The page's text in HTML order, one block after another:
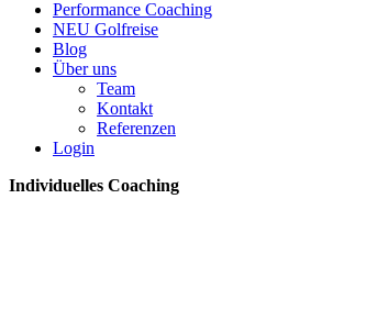
Performance Coaching
NEU Golfreise
Blog
Über uns
Team
Kontakt
Referenzen
Login
Individuelles Coaching